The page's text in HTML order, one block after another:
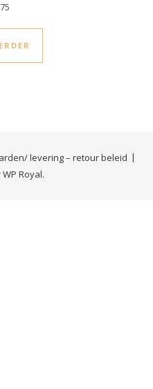
levering – retour beleid
WP Royal.